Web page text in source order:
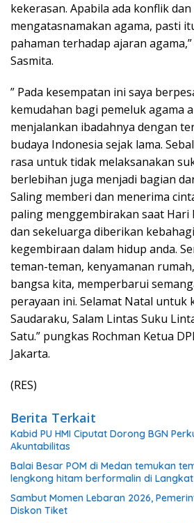
kekerasan. Apabila ada konflik
mengatasnamakan agama, pasti
pahaman terhadap ajaran
Sasmita.
” Pada kesempatan ini saya
kemudahan bagi pemeluk agama
menjalankan ibadahnya dengan
budaya Indonesia sejak lama.
rasa untuk tidak melaksanakan
berlebihan juga menjadi bagian
Saling memberi dan menerima
paling menggembirakan saat Hari
dan sekeluarga diberikan
kegembiraan dalam hidup anda.
teman-teman, kenyamanan
bangsa kita, memperbarui
perayaan ini. Selamat Natal untuk
Saudaraku, Salam Lintas Suku
Satu.” pungkas Rochman Ketua
Jakarta.
(RES)
Berita Terkait
Kabid PU HMI Ciputat Dorong BGN
Akuntabilitas
Balai Besar POM di Medan temukan
lengkong hitam berformalin di Langkat
Sambut Momen Lebaran 2026,
Diskon Tiket